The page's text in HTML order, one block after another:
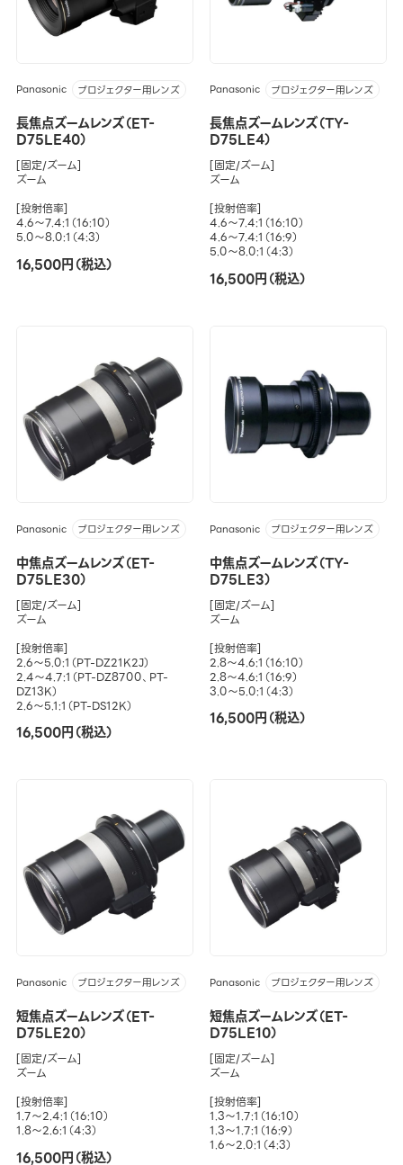
Panasonic プロジェクター用レンズ
長焦点ズームレンズ（ET-
D75LE40）
[固定/ズーム]
ズーム
[投射倍率]
4.6～7.4:1（16:10）
5.0～8.0:1（4:3）
16,500円（税込）
Panasonic プロジェクター用レンズ
長焦点ズームレンズ（TY-
D75LE4）
[固定/ズーム]
ズーム
[投射倍率]
4.6～7.4:1（16:10）
4.6～7.4:1（16:9）
5.0～8.0:1（4:3）
16,500円（税込）
Panasonic プロジェクター用レンズ
中焦点ズームレンズ（ET-
D75LE30）
[固定/ズーム]
ズーム
[投射倍率]
2.6～5.0:1（PT-DZ21K2J）
2.4～4.7:1（PT-DZ8700、PT-
DZ13K）
2.6～5.1:1（PT-DS12K）
16,500円（税込）
Panasonic プロジェクター用レンズ
中焦点ズームレンズ（TY-
D75LE3）
[固定/ズーム]
ズーム
[投射倍率]
2.8～4.6:1（16:10）
2.8～4.6:1（16:9）
3.0～5.0:1（4:3）
16,500円（税込）
Panasonic プロジェクター用レンズ
短焦点ズームレンズ（ET-
D75LE20）
[固定/ズーム]
ズーム
[投射倍率]
1.7～2.4:1（16:10）
1.8～2.6:1（4:3）
16,500円（税込）
Panasonic プロジェクター用レンズ
短焦点ズームレンズ（ET-
D75LE10）
[固定/ズーム]
ズーム
[投射倍率]
1.3～1.7:1（16:10）
1.3～1.7:1（16:9）
1.6～2.0:1（4:3）